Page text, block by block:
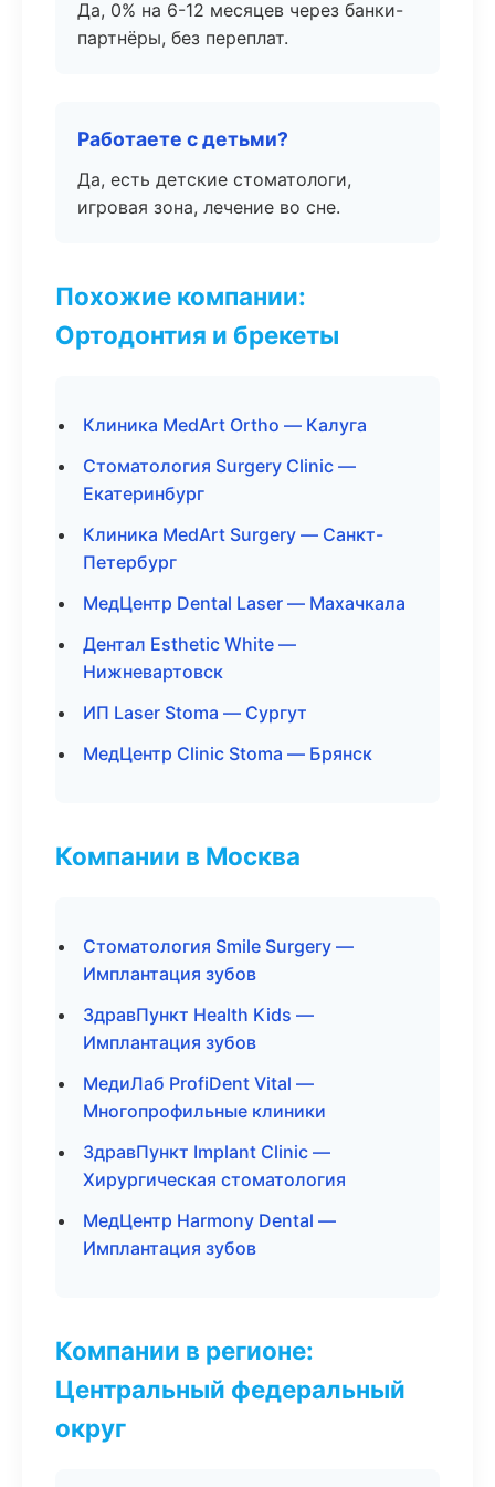
Да, 0% на 6-12 месяцев через банки-
партнёры, без переплат.
Работаете с детьми?
Да, есть детские стоматологи,
игровая зона, лечение во сне.
Похожие компании:
Ортодонтия и брекеты
Клиника MedArt Ortho — Калуга
Стоматология Surgery Clinic —
Екатеринбург
Клиника MedArt Surgery — Санкт-
Петербург
МедЦентр Dental Laser — Махачкала
Дентал Esthetic White —
Нижневартовск
ИП Laser Stoma — Сургут
МедЦентр Clinic Stoma — Брянск
Компании в Москва
Стоматология Smile Surgery —
Имплантация зубов
ЗдравПункт Health Kids —
Имплантация зубов
МедиЛаб ProfiDent Vital —
Многопрофильные клиники
ЗдравПункт Implant Clinic —
Хирургическая стоматология
МедЦентр Harmony Dental —
Имплантация зубов
Компании в регионе:
Центральный федеральный
округ